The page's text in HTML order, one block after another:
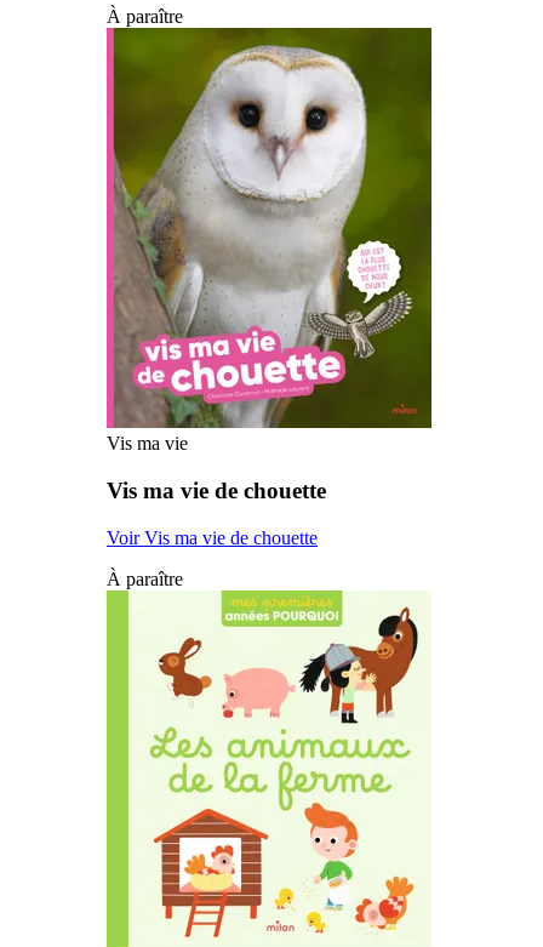
À paraître
Vis ma vie
Vis ma vie de chouette
Voir Vis ma vie de chouette
À paraître